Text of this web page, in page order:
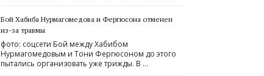
Бой Хабиба Нурмагомедова и Фергюсона отменен
из-за травмы
фото: соцсети Бой между Хабибом
Нурмагомедовым и Тони Фергюсоном до этого
пытались организовать уже трижды. В …